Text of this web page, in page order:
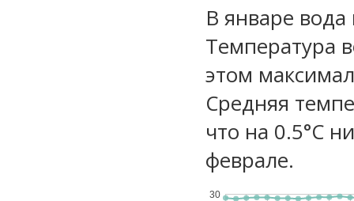
В январе
Температура
этом
Средняя
что на 0.5°C
феврале.
30